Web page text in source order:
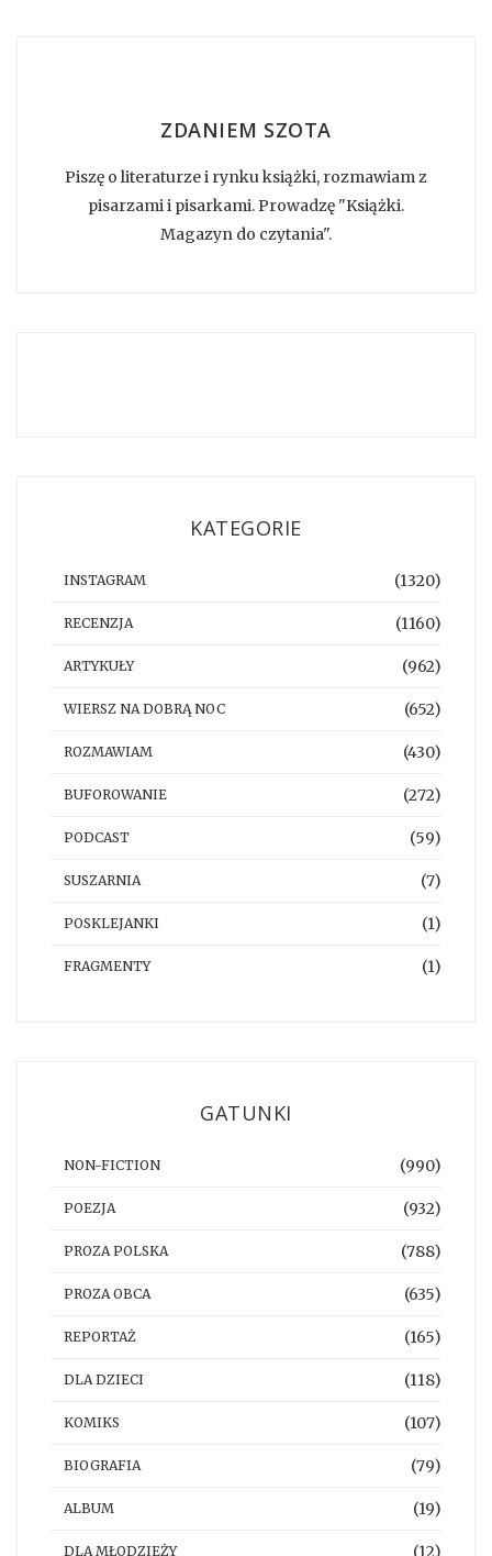
ZDANIEM SZOTA
Piszę o literaturze i rynku książki, rozmawiam z
pisarzami i pisarkami. Prowadzę "Książki.
Magazyn do czytania".
KATEGORIE
INSTAGRAM (1320)
RECENZJA (1160)
ARTYKUŁY (962)
WIERSZ NA DOBRĄ NOC (652)
ROZMAWIAM (430)
BUFOROWANIE (272)
PODCAST (59)
SUSZARNIA (7)
POSKLEJANKI (1)
FRAGMENTY (1)
GATUNKI
NON-FICTION (990)
POEZJA (932)
PROZA POLSKA (788)
PROZA OBCA (635)
REPORTAŻ (165)
DLA DZIECI (118)
KOMIKS (107)
BIOGRAFIA (79)
ALBUM (19)
DLA MŁODZIEŻY (12)